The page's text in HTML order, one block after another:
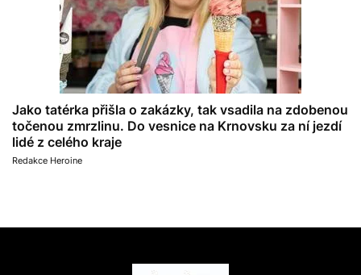
Jako tatérka přišla o zakázky, tak vsadila na zdobenou
točenou zmrzlinu. Do vesnice na Krnovsku za ní jezdí
lidé z celého kraje
Redakce Heroine